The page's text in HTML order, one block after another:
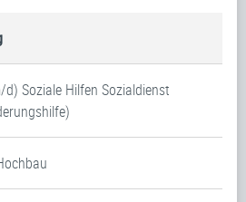
Soziale Hilfen Sozialdienst